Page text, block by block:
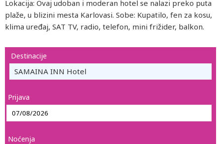
Lokacija: Ovaj udoban i moderan hotel se nalazi preko puta
plaže, u blizini mesta Karlovasi. Sobe: Kupatilo, fen za kosu,
klima uređaj, SAT TV, radio, telefon, mini frižider, balkon.
Destinacije
SAMAINA INN Hotel
Prijava
Noćenja